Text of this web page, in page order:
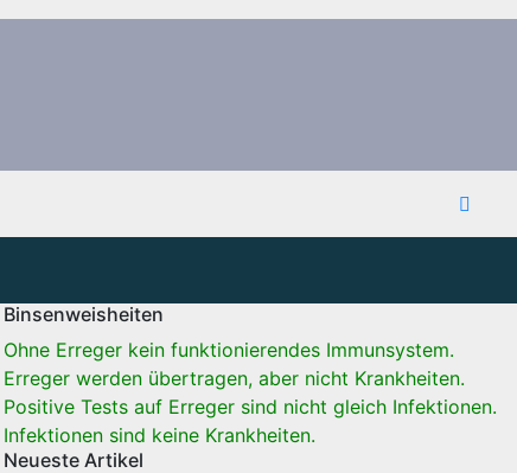
Binsenweisheiten
Ohne Erreger kein funktionierendes Immunsystem.
Erreger werden übertragen, aber nicht Krankheiten.
Positive Tests auf Erreger sind nicht gleich Infektionen.
Infektionen sind keine Krankheiten.
Neueste Artikel